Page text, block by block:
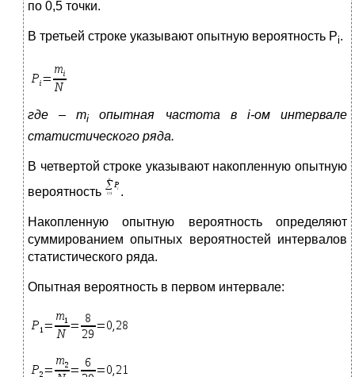
по 0,5 точки.
В третьей строке указывают опытную вероятность Рi.
где –mi опытная частота в i-ом интервале
статистического ряда.
В четвертой строке указывают накопленную опытную
вероятность
.
Накопленную опытную вероятность определяют
суммированием опытных вероятностей интервалов
статистического ряда.
Опытная вероятность в первом интервале: